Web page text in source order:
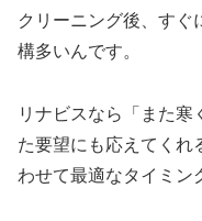
クリーニング後、すぐ
構多いんです。
リナビスなら「また寒
た要望にも応えてくれ
わせて最適なタイミン